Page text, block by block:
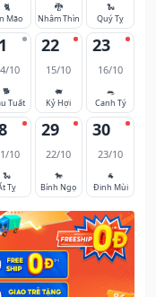
🐈
Mão
🐉
Nhâm Thìn
🐍
Quý Tỵ
10
🐕
Tuất
22
15/10
🐖
Kỷ Hợi
23
16/10
🐀
Canh Tý
10
🐍
Tỵ
29
22/10
🐎
Bính Ngọ
30
23/10
🐐
Đinh Mùi